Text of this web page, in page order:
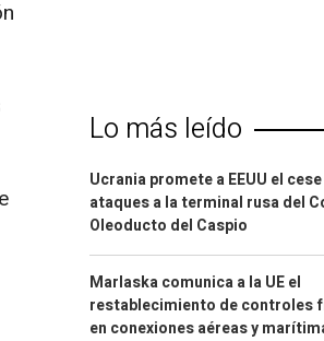
Lo más leído
Ucrania promete a EEUU el
ataques a la terminal rusa del
Oleoducto del Caspio
Marlaska comunica a la UE el
restablecimiento de controles
en conexiones aéreas y